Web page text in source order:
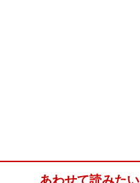
あわせて読みたい